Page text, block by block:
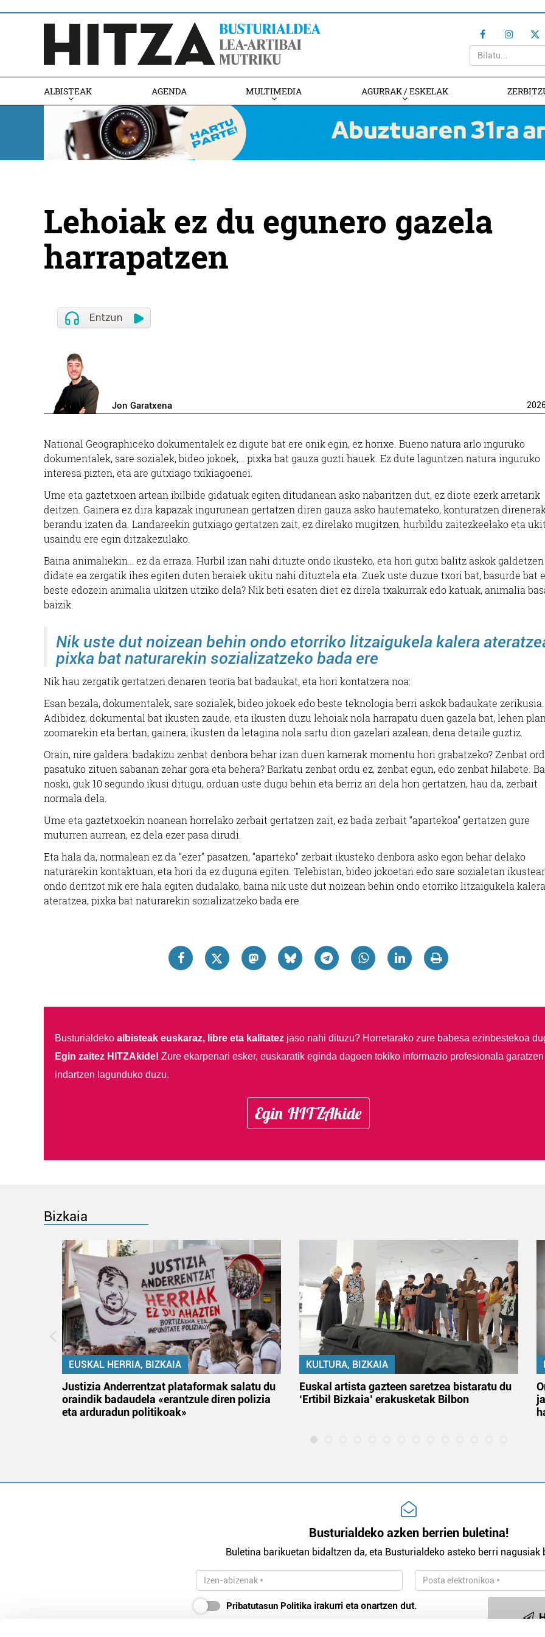
ALBISTEAK AGENDA MULTIMEDIA AGURRAK / ESKELAK
Lehoiak ez du egunero gazela
harrapatzen
Jon Garatxena
National Geographiceko dokumentalek ez digute bat ere onik egin, ez horixe. Bueno natura arlo inguruko
dokumentalek, sare sozialek, bideo jokoek,… pixka bat gauza guzti hauek. Ez dute laguntzen natura inguruko
interesa pizten, eta are gutxiago txikiagoenei.
Ume eta gaztetxoen artean ibilbide gidatuak egiten ditudanean asko nabaritzen dut, ez diote ezerk arretarik
deitzen. Gainera ez dira kapazak ingurunean gertatzen diren gauza asko hautemateko, konturatzen
berandu izaten da. Landareekin gutxiago gertatzen zait, ez direlako mugitzen, hurbildu zaitezkeelako eta
usaindu ere egin ditzakezulako.
Baina animaliekin… ez da erraza. Hurbil izan nahi dituzte ondo ikusteko, eta hori gutxi balitz askok galdetzen
didate ea zergatik ihes egiten duten beraiek ukitu nahi dituztela eta. Zuek uste duzue txori bat, basurde bat
beste edozein animalia ukitzen utziko dela? Nik beti esaten diet ez direla txakurrak edo katuak, animalia
baizik.
Nik uste dut noizean behin ondo etorriko litzaigukela kalera
pixka bat naturarekin sozializatzeko bada ere
Nik hau zergatik gertatzen denaren teoría bat badaukat, eta hori kontatzera noa:
Esan bezala, dokumentalek, sare sozialek, bideo jokoek edo beste teknologia berri askok badaukate zerikusia.
Adibidez, dokumental bat ikusten zaude, eta ikusten duzu lehoiak nola harrapatu duen gazela bat, lehen
zoomarekin eta bertan, gainera, ikusten da letagina nola sartu dion gazelari azalean, dena detaile guztiz.
Orain, nire galdera: badakizu zenbat denbora behar izan duen kamerak momentu hori grabatzeko? Zenbat
pasatuko zituen sabanan zehar gora eta behera? Barkatu zenbat ordu ez, zenbat egun, edo zenbat hilabete.
noski, guk 10 segundo ikusi ditugu, orduan uste dugu behin eta berriz ari dela hori gertatzen, hau da, zerbait
normala dela.
Ume eta gaztetxoekin noanean horrelako zerbait gertatzen zait, ez bada zerbait “apartekoa” gertatzen gure
muturren aurrean, ez dela ezer pasa dirudi.
Eta hala da, normalean ez da “ezer” pasatzen, “aparteko” zerbait ikusteko denbora asko egon behar delako
naturarekin kontaktuan, eta hori da ez duguna egiten. Telebistan, bideo jokoetan edo sare sozialetan
ondo deritzot nik ere hala egiten dudalako, baina nik uste dut noizean behin ondo etorriko litzaigukela kalera
ateratzea, pixka bat naturarekin sozializatzeko bada ere.
Busturialdeko albisteak euskaraz, libre eta kalitatezjaso nahi dituzu? Horretarako zure babesa ezinbestekoa
Egin zaitez HITZAkide! Zure ekarpenari esker, euskaratik eginda dagoen tokiko informazio profesionala garatzen
indartzen lagunduko duzu.
Egin HITZAkide
Bizkaia
EUSKAL HERRIA, BIZKAIA
Justizia Anderrentzat plataformak salatu du
oraindik badaudela «erantzule diren polizia
eta arduradun politikoak»
KULTURA, BIZKAIA
Euskal artista gazteen saretzea bistaratu du
‘Ertibil Bizkaia’ erakusketak Bilbon
Busturialdeko azken berrien buletina!
Buletina barikuetan bidaltzen da, eta Busturialdeko asteko berri nagusiak
Pribatutasun Politika irakurri eta onartzen dut.